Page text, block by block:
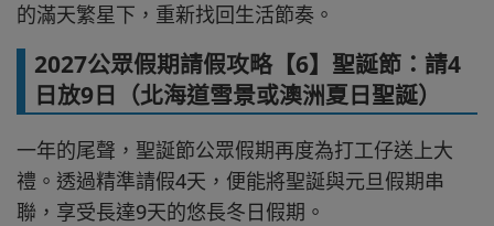
的滿天繁星下，重新找回生活節奏。
2027公眾假期請假攻略【6】聖誕節：請4
日放9日（北海道雪景或澳洲夏日聖誕）
一年的尾聲，聖誕節公眾假期再度為打工仔送上大
禮。透過精準請假4天，便能將聖誕與元旦假期串
聯，享受長達9天的悠長冬日假期。